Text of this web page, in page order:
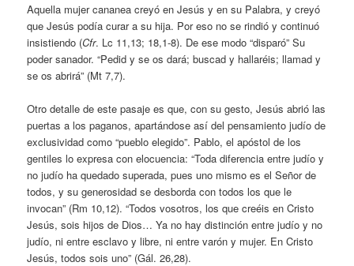
Aquella mujer cananea creyó en Jesús y en su Palabra, y creyó
que Jesús podía curar a su hija. Por eso no se rindió y continuó
insistiendo (Cfr. Lc 11,13; 18,1-8). De ese modo “disparó” Su
poder sanador. “Pedid y se os dará; buscad y hallaréis; llamad y
se os abrirá” (Mt 7,7).
Otro detalle de este pasaje es que, con su gesto, Jesús abrió las
puertas a los paganos, apartándose así del pensamiento judío de
exclusividad como “pueblo elegido”. Pablo, el apóstol de los
gentiles lo expresa con elocuencia: “Toda diferencia entre judío y
no judío ha quedado superada, pues uno mismo es el Señor de
todos, y su generosidad se desborda con todos los que le
invocan” (Rm 10,12). “Todos vosotros, los que creéis en Cristo
Jesús, sois hijos de Dios… Ya no hay distinción entre judío y no
judío, ni entre esclavo y libre, ni entre varón y mujer. En Cristo
Jesús, todos sois uno” (Gál. 26,28).